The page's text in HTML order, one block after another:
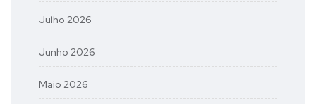
Julho 2026
Junho 2026
Maio 2026